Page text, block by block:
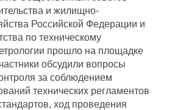
и жилищно-
Российской Федерации и
по техническому
прошло на площадке
обсудили вопросы
за соблюдением
технических регламентов
ход проведения